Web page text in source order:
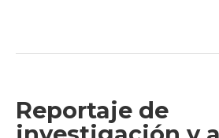
Reportaje de